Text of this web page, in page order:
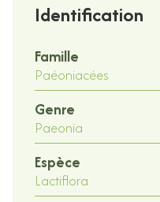
Identification
Famille
Paéoniacées
Genre
Paeonia
Espèce
Lactiflora